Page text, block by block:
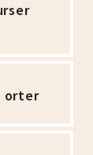
orter